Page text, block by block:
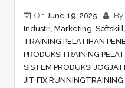
On June 19, 2025 By
Industri, Marketing, Softskill,
TRAINING PELATIHAN
PRODUKSITRAINING
SISTEM PRODUKSI JOGJA
JIT FIX RUNNINGTRAINING